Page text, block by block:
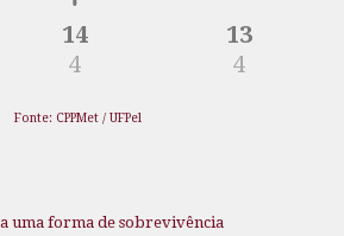
14
4
13
4
Fonte: CPPMet / UFPel
uma forma de sobrevivência